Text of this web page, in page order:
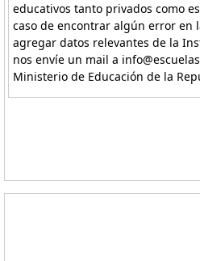
educativos tanto privados como
caso de encontrar algún error en
agregar datos relevantes de la
nos envíe un mail a
Ministerio de Educación de la